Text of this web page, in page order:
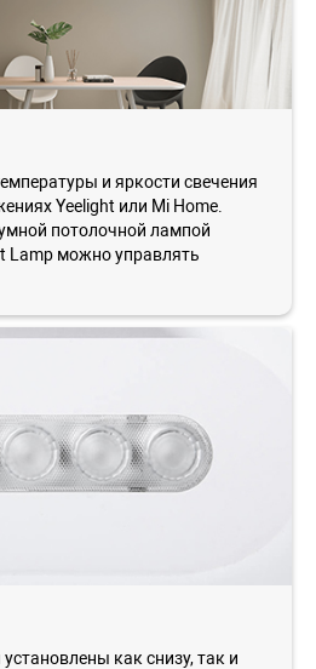
и яркости свечения
Yeelight или Mi Home.
потолочной лампой
Lamp можно управлять
как снизу, так и